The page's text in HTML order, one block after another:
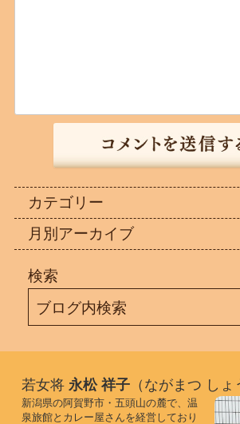
若女将 永松 祥子（ながまつ しょ
新潟県の阿賀野市・五頭山の麓で、温
泉旅館とカレー屋さんを経営しており
カテゴリー
月別アーカイブ
検索